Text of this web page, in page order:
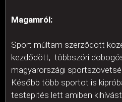
Magamról:
Sport múltam szerződött
kezdődött, többszöri
magyarországi
Később több sportot is
testepités lett amiben